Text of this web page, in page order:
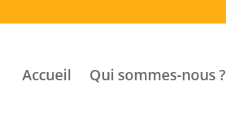
Accueil Qui sommes-nous ?